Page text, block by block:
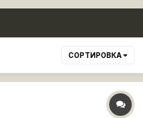
СОРТИРОВКА